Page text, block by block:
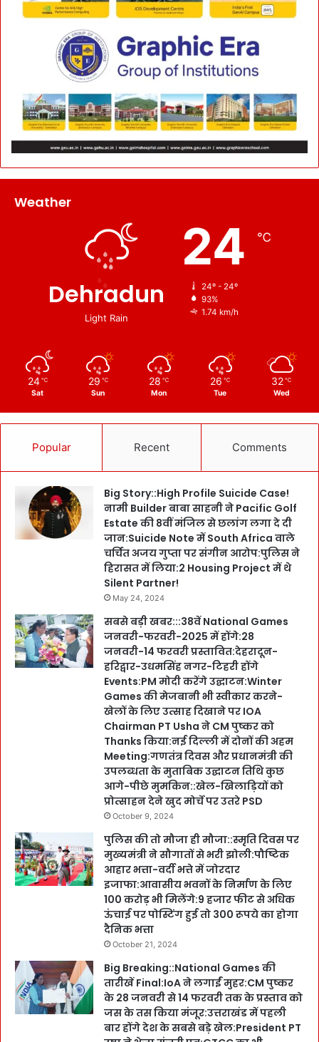
Weather
Dehradun
Light Rain
24 ℃
24º - 24º
93%
1.74 km/h
24 ℃
Sat
29 ℃
Sun
28 ℃
Mon
26 ℃
Tue
32 ℃
Wed
Popular Recent Comments
Big Story::High Profile Suicide Case!
नामी Builder बाबा साहनी ने Pacific Golf
Estate की 8वीं मंजिल से छलांग लगा दे दी
जान:Suicide Note में South Africa वाले
चर्चित अजय गुप्ता पर संगीन आरोप:पुलिस ने
हिरासत में लिया:2 Housing Project में थे
Silent Partner!
May 24, 2024
सबसे बड़ी खबर:::38वें National Games
जनवरी-फरवरी-2025 में होंगे:28
जनवरी-14 फरवरी प्रस्तावित:देहरादून-
हरिद्वार-उधमसिंह नगर-टिहरी होंगे
Events:PM मोदी करेंगे उद्घाटन:Winter
Games की मेजबानी भी स्वीकार करने-
खेलों के लिए उत्साह दिखाने पर IOA
Chairman PT Usha ने CM पुष्कर को
Thanks किया:नई दिल्ली में दोनों की अहम
Meeting:गणतंत्र दिवस और प्रधानमंत्री की
उपलब्धता के मुताबिक उद्घाटन तिथि कुछ
आगे-पीछे मुमकिन::खेल-खिलाड़ियों को
प्रोत्साहन देने खुद मोर्चे पर उतरे PSD
October 9, 2024
पुलिस की तो मौजा ही मौजा::स्मृति दिवस पर
मुख्यमंत्री ने सौगातों से भरी झोली:पौष्टिक
आहार भत्ता-वर्दी भत्ते में जोरदार
इजाफा:आवासीय भवनों के निर्माण के लिए
100 करोड़ भी मिलेंगे:9 हजार फीट से अधिक
ऊंचाई पर पोस्टिंग हुई तो 300 रूपये का होगा
दैनिक भत्ता
October 21, 2024
Big Breaking::National Games की
तारीखें Final:IoA ने लगाईं मुहर:CM पुष्कर
के 28 जनवरी से 14 फरवरी तक के प्रस्ताव को
जस के तस किया मंजूर:उत्तराखंड में पहली
बार होंगे देश के सबसे बड़े खेल:President PT